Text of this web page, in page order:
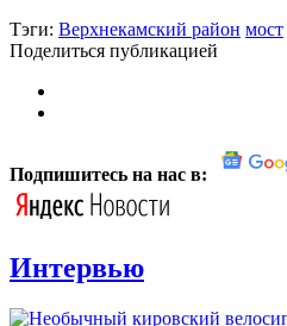
Тэги: Верхнекамский район мост
Поделиться публикацией
Подпишитесь на нас в:
Интервью